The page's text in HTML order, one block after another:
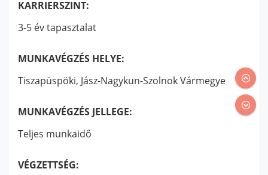
KARRIERSZINT:
3-5 év tapasztalat
MUNKAVÉGZÉS HELYE:
Tiszapüspöki, Jász-Nagykun-Szolnok Vármegye
MUNKAVÉGZÉS JELLEGE:
Teljes munkaidő
VÉGZETTSÉG: